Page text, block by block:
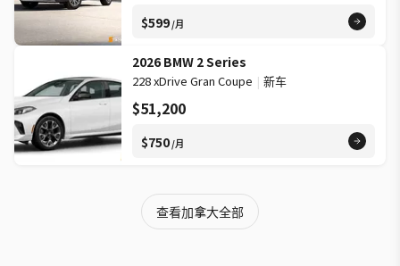
$599/月
2026 BMW 2 Series
228 xDrive Gran Coupe | 新车
$51,200
$750/月
查看加拿大全部